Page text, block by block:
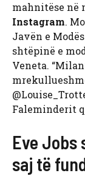
mahnitëse në
Instagram.
Javën e
shtëpinë e
Veneta.
Faleminderit
Eve Jobs
saj të